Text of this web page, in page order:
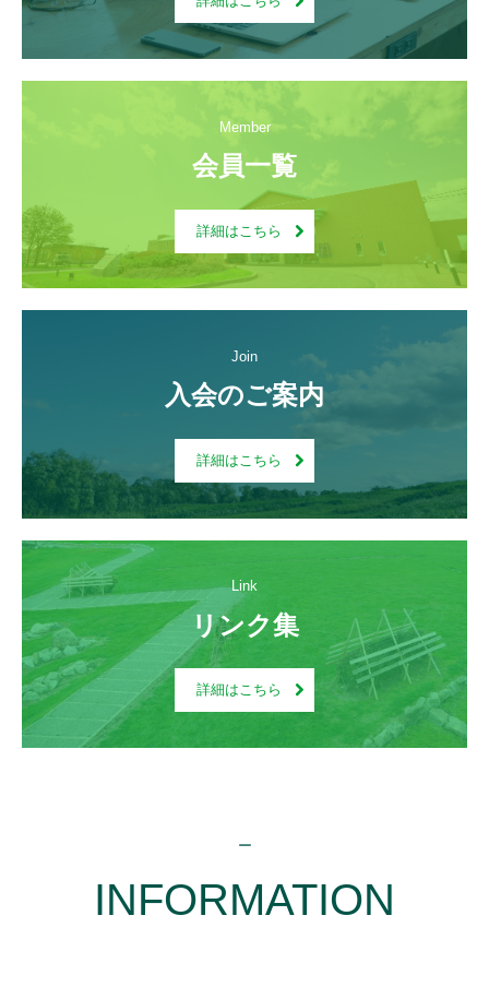
Member
会員一覧
詳細はこちら
Join
入会のご案内
詳細はこちら
Link
リンク集
詳細はこちら
ー
INFORMATION